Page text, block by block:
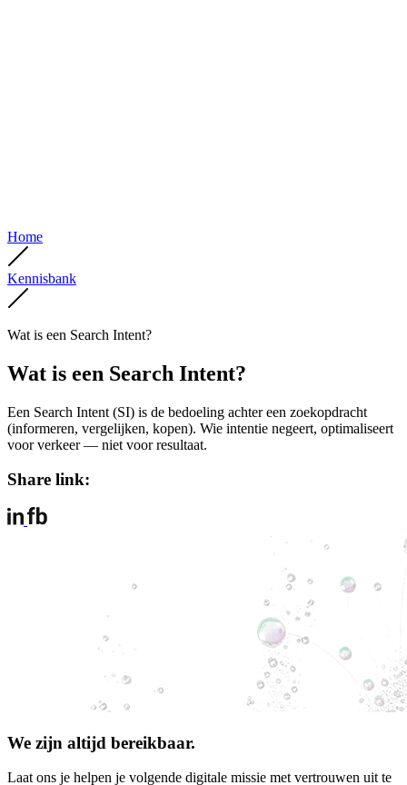
Home
Kennisbank
Wat is een Search Intent?
Wat is een Search Intent?
Een Search Intent (SI) is de bedoeling achter een zoekopdracht
(informeren, vergelijken, kopen). Wie intentie negeert, optimaliseert
voor verkeer — niet voor resultaat.
Share link:
We zijn altijd bereikbaar.
Laat ons je helpen je volgende digitale missie met vertrouwen uit te